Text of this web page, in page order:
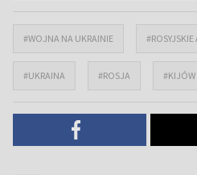
#WOJNA NA UKRAINIE #ROSYJSKIE
#UKRAINA #ROSJA #KIJÓW